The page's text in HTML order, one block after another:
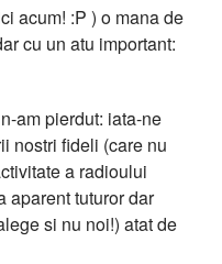
acum! :P ) o mana de
cu un atu important:
am pierdut: iata-ne
nostri fideli (care nu
a radioului
aparent tuturor dar
si nu noi!) atat de